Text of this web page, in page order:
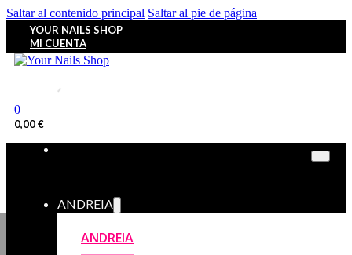
Saltar al contenido principal Saltar al pie de página
YOUR NAILS SHOP
MI CUENTA
0
0,00€
ANDREIA
ANDREIA